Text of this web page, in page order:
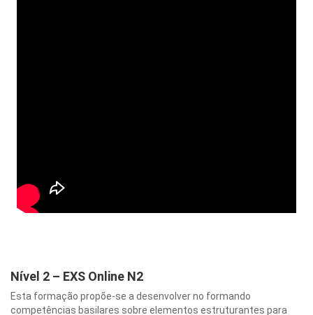
Nível 2 – EXS Online N2
Esta formação propõe-se a desenvolver no formando
competências basilares sobre elementos estruturantes para